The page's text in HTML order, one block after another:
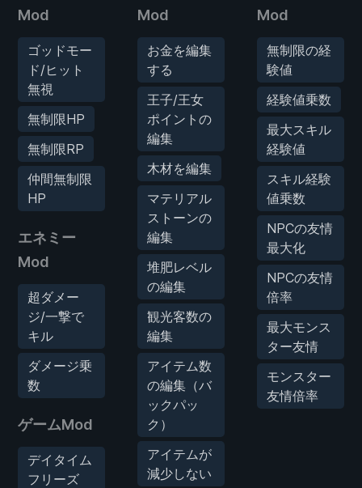
Mod
ゴッドモー
ド/ヒット
無視
無制限HP
無制限RP
仲間無制限
HP
エネミー
Mod
超ダメー
ジ/一撃で
キル
ダメージ乗
数
ゲームMod
デイタイム
フリーズ
Mod
お金を編集
する
王子/王女
ポイントの
編集
木材を編集
マテリアル
ストーンの
編集
堆肥レベル
の編集
観光客数の
編集
アイテム数
の編集（バ
ックパッ
ク）
アイテムが
減少しない
Mod
無制限の経
験値
経験値乗数
最大スキル
経験値
スキル経験
値乗数
NPCの友情
最大化
NPCの友情
倍率
最大モンス
ター友情
モンスター
友情倍率